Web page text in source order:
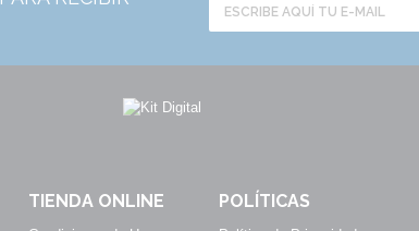
TIENDA ONLINE POLÍTICAS